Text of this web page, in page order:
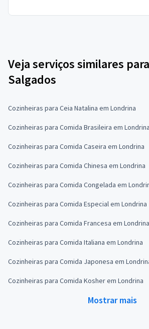
Veja serviços similares
Salgados
Cozinheiras para Ceia Natalina em Londrina
Cozinheiras para Comida Brasileira em Londrina
Cozinheiras para Comida Caseira em Londrina
Cozinheiras para Comida Chinesa em Londrina
Cozinheiras para Comida Congelada em
Cozinheiras para Comida Especial em Londrina
Cozinheiras para Comida Francesa em Londrina
Cozinheiras para Comida Italiana em Londrina
Cozinheiras para Comida Japonesa em
Cozinheiras para Comida Kosher em Londrina
Mostrar mais